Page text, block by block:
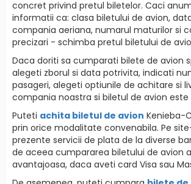
concret privind pretul biletelor. Caci
informatii ca: clasa biletului de avion,
compania aeriana, numarul maturilor si
precizari - schimba pretul biletului de
Daca doriti sa cumparati bilete de avion
alegeti zborul si data potrivita, indicati
pasageri, alegeti optiunile de achitare si
compania noastra si biletul de avion este
Puteti achita biletul de avion Kenieba-
prin orice modalitate convenabila. Pe
prezente servicii de plata de la diverse
de aceea cumpararea biletului de avion
avantajoasa, daca aveti card Visa sau